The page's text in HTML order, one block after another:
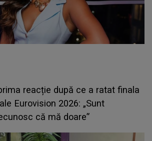
reacție după ce a ratat finala
Eurovision 2026: „Sunt
că mă doare”